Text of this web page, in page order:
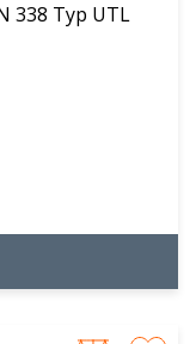
338 Typ UTL